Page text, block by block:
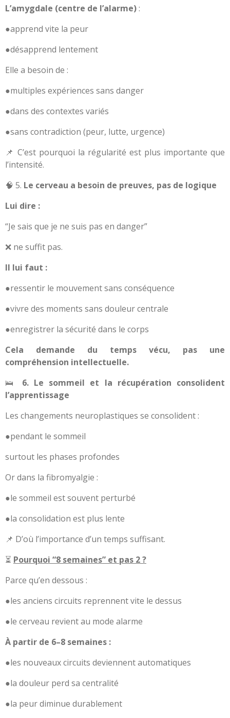
L’amygdale (centre de l’alarme):
●apprend vite la peur
●désapprend lentement
Elle a besoin de :
●multiples expériences sans danger
●dans des contextes variés
●sans contradiction (peur, lutte, urgence)
📌 C’est pourquoi la régularité est plus importante que
l’intensité.
🧠 5. Le cerveau a besoin de preuves, pas de logique
Lui dire :
“Je sais que je ne suis pas en danger”
❌ ne suffit pas.
Il lui faut :
●ressentir le mouvement sans conséquence
●vivre des moments sans douleur centrale
●enregistrer la sécurité dans le corps
Cela demande du temps vécu, pas une
compréhension intellectuelle.
🛌 6. Le sommeil et la récupération consolident
l’apprentissage
Les changements neuroplastiques se consolident :
●pendant le sommeil
surtout les phases profondes
Or dans la fibromyalgie :
●le sommeil est souvent perturbé
●la consolidation est plus lente
📌 D’où l’importance d’un temps suffisant.
⏳ Pourquoi “8 semaines” et pas 2 ?
Parce qu’en dessous :
●les anciens circuits reprennent vite le dessus
●le cerveau revient au mode alarme
À partir de 6–8 semaines :
●les nouveaux circuits deviennent automatiques
●la douleur perd sa centralité
●la peur diminue durablement